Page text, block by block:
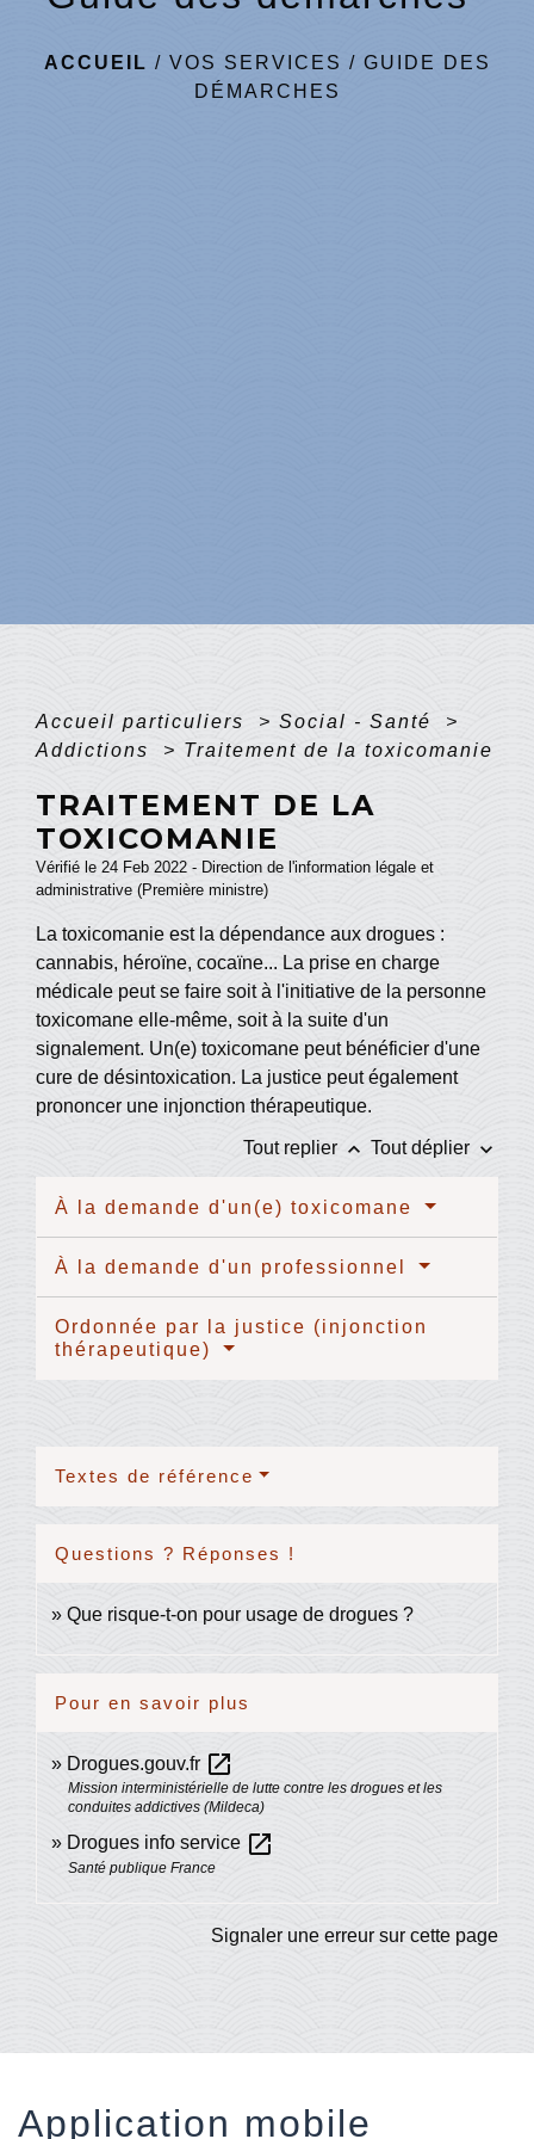
ACCUEIL / VOS SERVICES / GUIDE DES
DÉMARCHES
Accueil particuliers > Social - Santé
>
Addictions
> Traitement de la toxicomanie
TRAITEMENT DE LA
TOXICOMANIE
Vérifié le 24 Feb 2022 - Direction de l'information légale et
administrative (Première ministre)
La toxicomanie est la dépendance aux drogues :
cannabis, héroïne, cocaïne... La prise en charge
médicale peut se faire soit à l'initiative de la personne
toxicomane elle-même, soit à la suite d'un
signalement. Un(e) toxicomane peut bénéficier d'une
cure de désintoxication. La justice peut également
prononcer une injonction thérapeutique.
Tout replier keyboard_arrow_up Tout déplier keyboard_arrow_down
À la demande d'un(e) toxicomane
À la demande d'un professionnel
Ordonnée par la justice (injonction
thérapeutique)
Textes de référence
Questions ? Réponses !
Que risque-t-on pour usage de drogues ?
Pour en savoir plus
Drogues.gouv.fr open_in_new
Mission interministérielle de lutte contre les drogues et les
conduites addictives (Mildeca)
Drogues info service open_in_new
Santé publique France
Signaler une erreur sur cette page
Application mobile